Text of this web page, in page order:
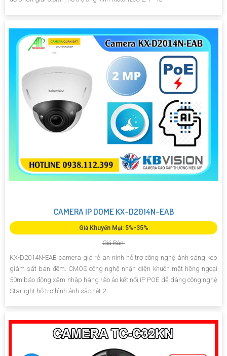
CAMERA IP DOME KX-D2014N-EAB
Giá Khuyến Mại: 5%-35%
Giá Bán:
KX-D2014N-EAB camera giá rẻ an ninh hỗ trợ công nghệ ánh sáng kép
giám sát ban đêm. CMOS công nghệ nhận diện khuôn mặt hồng ngoại
50m báo động xâm nhập hàng rào ảo kết nối IP POE dễ dàng công nghệ
Starlight hỗ trợ hình ảnh sắc nét 2